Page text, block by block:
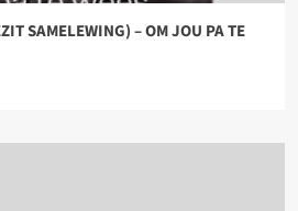
SAMELEWING) – OM JOU PA TE